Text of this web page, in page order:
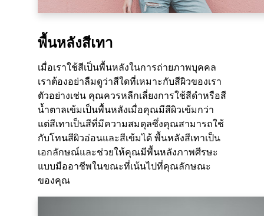
พื้นหลังสีเทา
เมื่อเราใช้สีเป็นพื้นหลังในการถ่ายภาพบุคคล
เราต้องอย่าลืมดูว่าสีใดที่เหมาะกับสีผิวของเรา
ตัวอย่างเช่น คุณควรหลีกเลี่ยงการใช้สีดำหรือสี
น้ำตาลเข้มเป็นพื้นหลังเมื่อคุณมีสีผิวเข้มกว่า
แต่สีเทาเป็นสีที่มีความสมดุลซึ่งคุณสามารถใช้
กับโทนสีผิวอ่อนและสีเข้มได้ พื้นหลังสีเทาเป็น
เอกลักษณ์และช่วยให้คุณมีพื้นหลังภาพศีรษะ
แบบมืออาชีพในขณะที่เน้นไปที่คุณลักษณะ
ของคุณ